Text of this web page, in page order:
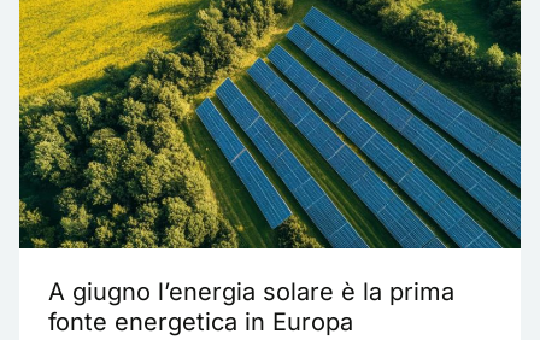
A giugno l’energia solare è la prima
fonte energetica in Europa